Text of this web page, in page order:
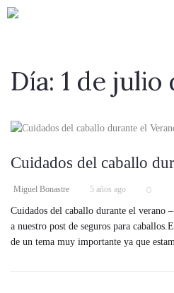
Día: 1 de julio
Cuidados del caballo
Miguel Bonastre 5 años ago 0
Cuidados del caballo durante el verano
a nuestro post de seguros para
de un tema muy importante ya que